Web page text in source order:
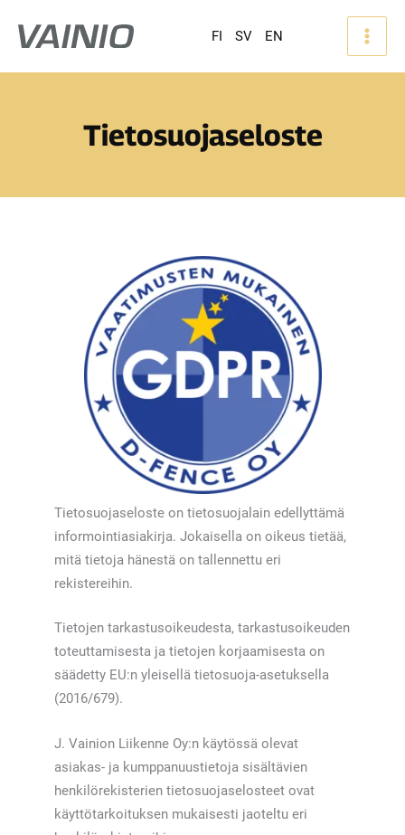
FI SV EN
Tietosuojaseloste
Tietosuojaseloste on tietosuojalain edellyttämä
informointiasiakirja. Jokaisella on oikeus tietää,
mitä tietoja hänestä on tallennettu eri
rekistereihin.
Tietojen tarkastusoikeudesta, tarkastusoikeuden
toteuttamisesta ja tietojen korjaamisesta on
säädetty EU:n yleisellä tietosuoja-asetuksella
(2016/679).
J. Vainion Liikenne Oy:n käytössä olevat
asiakas- ja kumppanuustietoja sisältävien
henkilörekisterien tietosuojaselosteet ovat
käyttötarkoituksen mukaisesti jaoteltu eri